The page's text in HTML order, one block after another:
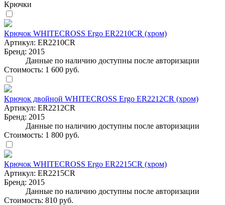
Крючки
Крючок WHITECROSS Ergo ER2210CR (хром)
Артикул: ER2210CR
Бренд: 2015
Данные по наличию доступны после авторизации
Стоимость: 1 600 руб.
Крючок двойной WHITECROSS Ergo ER2212CR (хром)
Артикул: ER2212CR
Бренд: 2015
Данные по наличию доступны после авторизации
Стоимость: 1 800 руб.
Крючок WHITECROSS Ergo ER2215CR (хром)
Артикул: ER2215CR
Бренд: 2015
Данные по наличию доступны после авторизации
Стоимость: 810 руб.